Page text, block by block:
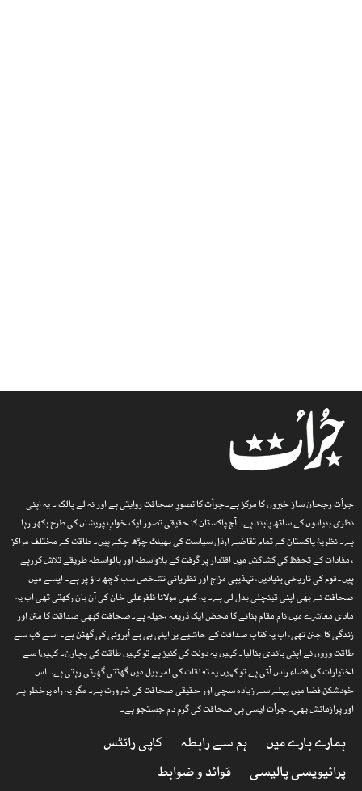
جرأت رجحان ساز خبروں کا مرکز ہے۔جرأت کا تصورِ صحافت روایتی ہے اور نہ لے پالک ۔ یہ اپنی
نظری بنیادوں کے ساتھ پابند ہے۔ آج پاکستان کا حقیقی تصور ایک خوابِ پریشاں کی طرح بکھر رہا
ہے۔ نظریۂ پاکستان کے تمام تقاضے ارذل سیاست کی بھینٹ چڑھ چکے ہیں۔ طاقت کے مختلف مراکز
، مفادات کے تحفظ کی کشاکش میں اقتدار پر گرفت کے بلاواسطہ اور بالواسطہ طریقے تلاش کررہے
ہیں۔قوم کی تاریخی بنیادیں، تہذیبی مزاج اور نظریاتی تشخص سب کچھ داؤ پر ہے۔ ایسے میں
صحافت نے بھی اپنی قینچلی بدل لی ہے۔ یہ کبھی مولانا ظفرعلی خان کی آن بان رکھتی تھی اب یہ
مادی معاشرے میں نام مقام بنانے کا محض ایک ذریعہ ،حیلہ ہے۔صحافت کبھی صداقت کا متن اور
زندگی کا جتن تھی، اب یہ کتاب صداقت کے حاشیے پر اپنی ہی بے آبروئی کی گھٹن ہے۔ اسے کب سے
طاقت وروں نے اپنی باندی بنالیا۔ کہیں یہ دولت کی کنیز ہے تو کہیں طاقت کی پچارن۔ کہیںا سے
اختیارات کی فضاء راس آتی ہے تو کہیں یہ تعلقات کی امر بیل میں گھٹتی گھِرتی رہتی ہے۔ اس
خودشکن فضا میں پہلے سے زیادہ سچی اور حقیقی صحافت کی ضرورت ہے۔ مگر یہ راہ پرخطر ہے
اور پرآزمائش بھی۔ جرأت ایسی ہی صحافت کی گرم دم جستجو ہے۔
ہمارے بارے میں ہم سے رابطہ
کاپی رائٹس
پرائیویسی پالیسی
قوائد و ضوابط